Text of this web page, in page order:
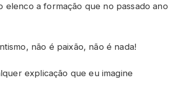
a formação que no passado ano
não é paixão, não é nada!
explicação que eu imagine